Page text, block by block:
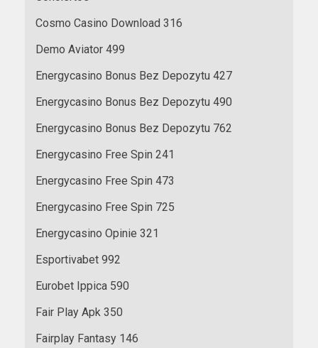
Cosmo Casino Download 316
Demo Aviator 499
Energycasino Bonus Bez Depozytu 427
Energycasino Bonus Bez Depozytu 490
Energycasino Bonus Bez Depozytu 762
Energycasino Free Spin 241
Energycasino Free Spin 473
Energycasino Free Spin 725
Energycasino Opinie 321
Esportivabet 992
Eurobet Ippica 590
Fair Play Apk 350
Fairplay Fantasy 146